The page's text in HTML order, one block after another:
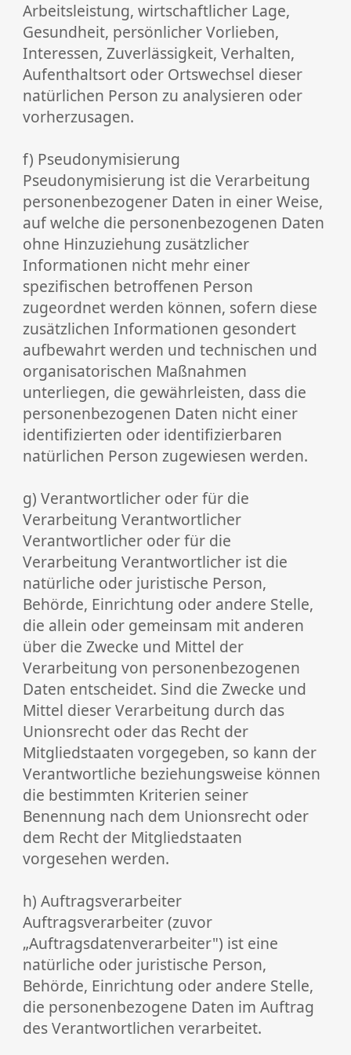
Arbeitsleistung, wirtschaftlicher Lage,
Gesundheit, persönlicher Vorlieben,
Interessen, Zuverlässigkeit, Verhalten,
Aufenthaltsort oder Ortswechsel dieser
natürlichen Person zu analysieren oder
vorherzusagen.
f) Pseudonymisierung
Pseudonymisierung ist die Verarbeitung
personenbezogener Daten in einer Weise,
auf welche die personenbezogenen Daten
ohne Hinzuziehung zusätzlicher
Informationen nicht mehr einer
spezifischen betroffenen Person
zugeordnet werden können, sofern diese
zusätzlichen Informationen gesondert
aufbewahrt werden und technischen und
organisatorischen Maßnahmen
unterliegen, die gewährleisten, dass die
personenbezogenen Daten nicht einer
identifizierten oder identifizierbaren
natürlichen Person zugewiesen werden.
g) Verantwortlicher oder für die
Verarbeitung Verantwortlicher
Verantwortlicher oder für die
Verarbeitung Verantwortlicher ist die
natürliche oder juristische Person,
Behörde, Einrichtung oder andere Stelle,
die allein oder gemeinsam mit anderen
über die Zwecke und Mittel der
Verarbeitung von personenbezogenen
Daten entscheidet. Sind die Zwecke und
Mittel dieser Verarbeitung durch das
Unionsrecht oder das Recht der
Mitgliedstaaten vorgegeben, so kann der
Verantwortliche beziehungsweise können
die bestimmten Kriterien seiner
Benennung nach dem Unionsrecht oder
dem Recht der Mitgliedstaaten
vorgesehen werden.
h) Auftragsverarbeiter
Auftragsverarbeiter (zuvor
„Auftragsdatenverarbeiter") ist eine
natürliche oder juristische Person,
Behörde, Einrichtung oder andere Stelle,
die personenbezogene Daten im Auftrag
des Verantwortlichen verarbeitet.